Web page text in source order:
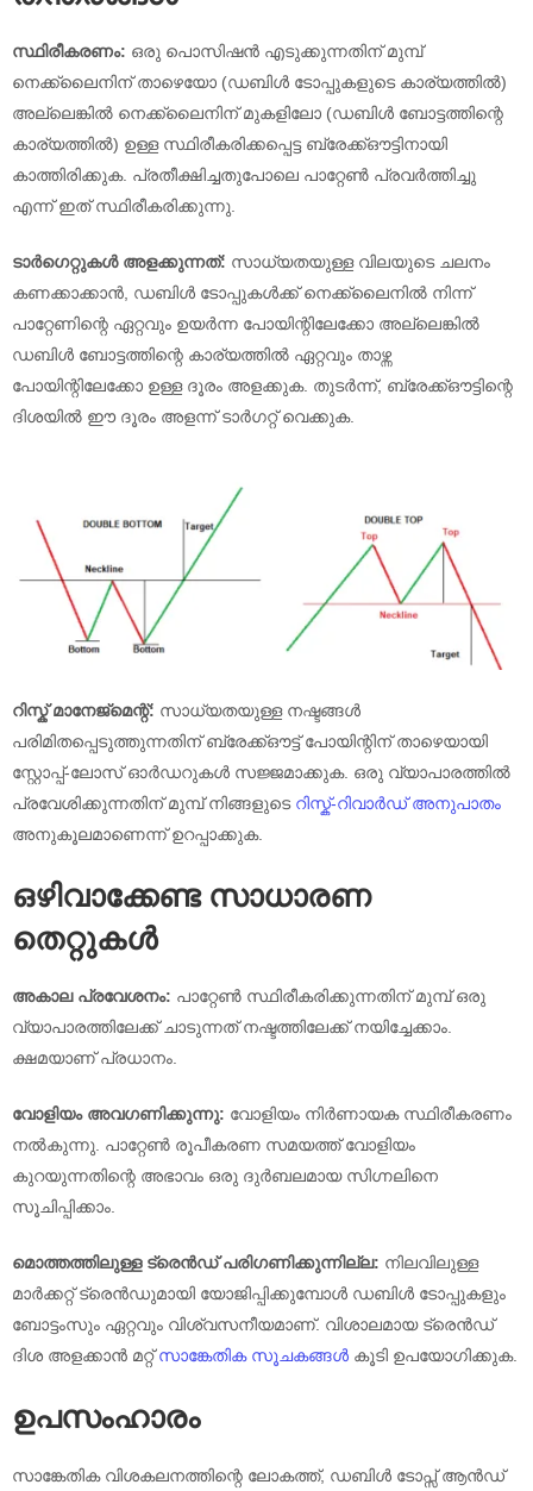
സ്ഥിരീകരണം: ഒരു പൊസിഷൻ എടുക്കുന്നതിന് മുമ്പ്
നെക്ക്‌ലൈനിന് താഴെയോ (ഡബിൾ ടോപ്പുകളുടെ കാര്യത്തിൽ)
അല്ലെങ്കിൽ നെക്ക്‌ലൈനിന് മുകളിലോ (ഡബിൾ ബോട്ടത്തിന്റെ
കാര്യത്തിൽ) ഉള്ള സ്ഥിരീകരിക്കപ്പെട്ട ബ്രേക്ക്ഔട്ടിനായി
കാത്തിരിക്കുക. പ്രതീക്ഷിച്ചതുപോലെ പാറ്റേൺ പ്രവർത്തിച്ചു
എന്ന് ഇത് സ്ഥിരീകരിക്കുന്നു.
ടാർഗെറ്റുകൾ അളക്കുന്നത്: സാധ്യതയുള്ള വിലയുടെ ചലനം
കണക്കാക്കാൻ, ഡബിൾ ടോപ്പുകൾക്ക് നെക്ക്‌ലൈനിൽ നിന്ന്
പാറ്റേണിന്റെ ഏറ്റവും ഉയർന്ന പോയിന്റിലേക്കോ അല്ലെങ്കിൽ
ഡബിൾ ബോട്ടത്തിന്റെ കാര്യത്തിൽ ഏറ്റവും താഴ്ന്ന
പോയിന്റിലേക്കോ ഉള്ള ദൂരം അളക്കുക. തുടർന്ന്, ബ്രേക്ക്ഔട്ടിന്റെ
ദിശയിൽ ഈ ദൂരം അളന്ന് ടാർഗറ്റ് വെക്കുക.
റിസ്ക് മാനേജ്മെന്റ്: സാധ്യതയുള്ള നഷ്ടങ്ങൾ
പരിമിതപ്പെടുത്തുന്നതിന് ബ്രേക്ക്ഔട്ട് പോയിന്റിന് താഴെയായി
സ്റ്റോപ്പ്-ലോസ് ഓർഡറുകൾ സജ്ജമാക്കുക. ഒരു വ്യാപാരത്തിൽ
പ്രവേശിക്കുന്നതിന് മുമ്പ് നിങ്ങളുടെ റിസ്ക്-റിവാർഡ് അനുപാതം
അനുകൂലമാണെന്ന് ഉറപ്പാക്കുക.
ഒഴിവാക്കേണ്ട സാധാരണ
തെറ്റുകൾ
അകാല പ്രവേശനം: പാറ്റേൺ സ്ഥിരീകരിക്കുന്നതിന് മുമ്പ് ഒരു
വ്യാപാരത്തിലേക്ക് ചാടുന്നത് നഷ്ടത്തിലേക്ക് നയിച്ചേക്കാം.
ക്ഷമയാണ് പ്രധാനം.
വോളിയം അവഗണിക്കുന്നു: വോളിയം നിർണായക സ്ഥിരീകരണം
നൽകുന്നു. പാറ്റേൺ രൂപീകരണ സമയത്ത് വോളിയം
കുറയുന്നതിന്റെ അഭാവം ഒരു ദുർബലമായ സിഗ്നലിനെ
സൂചിപ്പിക്കാം.
മൊത്തത്തിലുള്ള ട്രെൻഡ് പരിഗണിക്കുന്നില്ല: നിലവിലുള്ള
മാർക്കറ്റ് ട്രെൻഡുമായി യോജിപ്പിക്കുമ്പോൾ ഡബിൾ ടോപ്പുകളും
ബോട്ടംസും ഏറ്റവും വിശ്വസനീയമാണ്. വിശാലമായ ട്രെൻഡ്
ദിശ അളക്കാൻ മറ്റ്സാങ്കേതിക സൂചകങ്ങൾ കൂടി ഉപയോഗിക്കുക.
ഉപസംഹാരം
സാങ്കേതിക വിശകലനത്തിന്റെ ലോകത്ത്, ഡബിൾ ടോപ്സ് ആൻഡ്